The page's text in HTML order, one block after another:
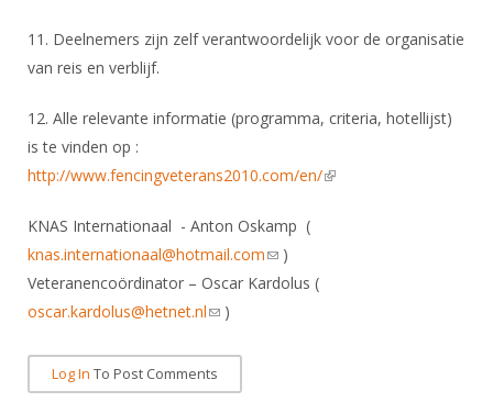
11. Deelnemers zijn zelf verantwoordelijk voor de organisatie
van reis en verblijf.
12. Alle relevante informatie (programma, criteria, hotellijst)
is te vinden op :
http://www.fencingveterans2010.com/en/(link is external)
KNAS Internationaal - Anton Oskamp (
knas.internationaal@hotmail.com(link sends e-mail)
)
Veteranencoördinator – Oscar Kardolus (
oscar.kardolus@hetnet.nl(link sends e-mail)
)
Log In To Post Comments